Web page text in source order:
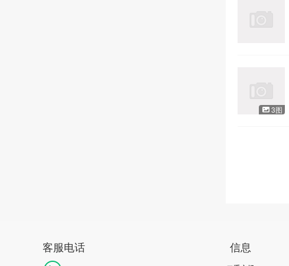
3图
客服电话 信息